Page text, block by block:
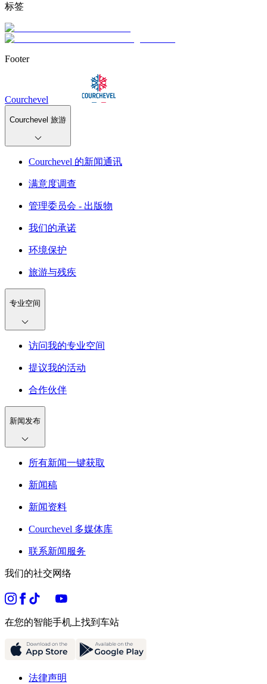
标签
Footer
Courchevel
Courchevel 旅游
Courchevel 的新闻通讯
满意度调查
管理委员会 - 出版物
我们的承诺
环境保护
旅游与残疾
专业空间
访问我的专业空间
提议我的活动
合作伙伴
新闻发布
所有新闻一键获取
新闻稿
新闻资料
Courchevel 多媒体库
联系新闻服务
我们的社交网络
在您的智能手机上找到车站
法律声明